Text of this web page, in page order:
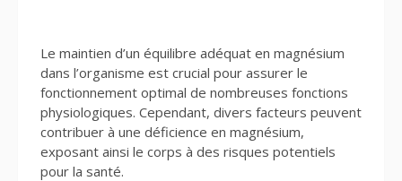
Le maintien d’un équilibre adéquat en magnésium
dans l’organisme est crucial pour assurer le
fonctionnement optimal de nombreuses fonctions
physiologiques. Cependant, divers facteurs peuvent
contribuer à une déficience en magnésium,
exposant ainsi le corps à des risques potentiels
pour la santé.